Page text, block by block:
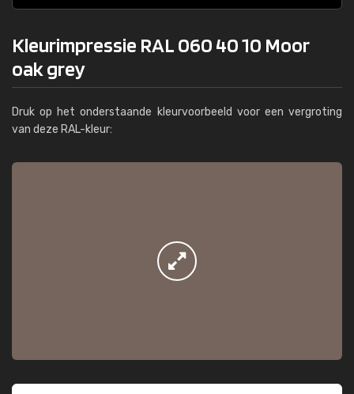
Kleurimpressie RAL 060 40 10 Moor
oak grey
Druk op het onderstaande kleurvoorbeeld voor een vergroting
van deze RAL-kleur: